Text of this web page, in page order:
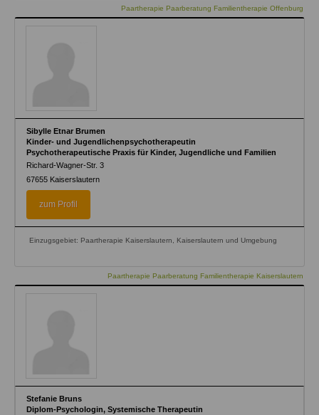
Paartherapie Paarberatung Familientherapie Offenburg
Sibylle Etnar Brumen
Kinder- und Jugendlichenpsychotherapeutin
Psychotherapeutische Praxis für Kinder, Jugendliche und Familien
Richard-Wagner-Str. 3
67655 Kaiserslautern
zum Profil
Einzugsgebiet: Paartherapie Kaiserslautern, Kaiserslautern und Umgebung
Paartherapie Paarberatung Familientherapie Kaiserslautern
Stefanie Bruns
Diplom-Psychologin, Systemische Therapeutin